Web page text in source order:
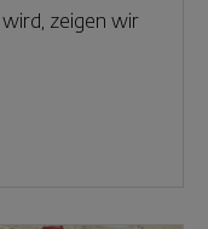
wird, zeigen wir